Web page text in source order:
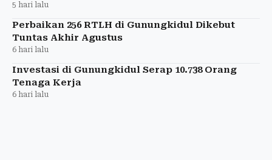
5 hari lalu
Perbaikan 256 RTLH di Gunungkidul Dikebut
Tuntas Akhir Agustus
6 hari lalu
Investasi di Gunungkidul Serap 10.738 Orang
Tenaga Kerja
6 hari lalu